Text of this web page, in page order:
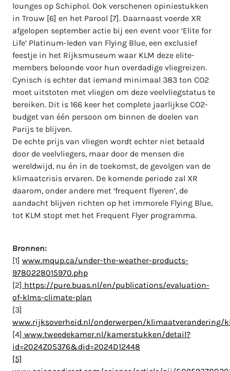
lounges op Schiphol. Ook verschenen opiniestukken
in Trouw [6] en het Parool [7]. Daarnaast voerde XR
afgelopen september actie bij een event voor ‘Elite for
Life’ Platinum-leden van Flying Blue, een exclusief
feestje in het Rijksmuseum waar KLM deze elite-
members beloonde voor hun overdadige vliegreizen.
Cynisch is echter dat iemand minimaal 383 ton CO2
moet uitstoten met vliegen om deze veelvliegstatus te
bereiken. Dit is 166 keer het complete jaarlijkse CO2-
budget van één persoon om binnen de doelen van
Parijs te blijven.
De echte prijs van vliegen wordt echter niet betaald
door de veelvliegers, maar door de mensen die
wereldwijd, nu én in de toekomst, de gevolgen van de
klimaatcrisis ervaren. De komende periode zal XR
daarom, onder andere met ‘frequent flyeren’, de
aandacht blijven richten op het immorele Flying Blue,
tot KLM stopt met het Frequent Flyer programma.
Bronnen:
[1] www.mqup.ca/under-the-weather-products-
9780228015970.php
[2] https://pure.buas.nl/en/publications/evaluation-
of-klms-climate-plan
[3]
www.rijksoverheid.nl/onderwerpen/klimaatverandering/
[4] www.tweedekamer.nl/kamerstukken/detail?
id=2024Z05376&did=2024D12448
[5]